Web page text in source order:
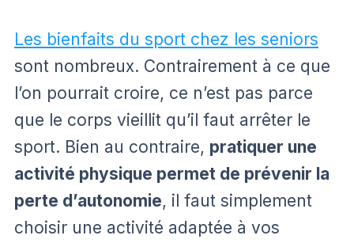
Les bienfaits du sport chez les seniors
sont nombreux. Contrairement à ce que
l’on pourrait croire, ce n’est pas parce
que le corps vieillit qu’il faut arrêter le
sport. Bien au contraire, pratiquer une
activité physique permet de prévenir la
perte d’autonomie, il faut simplement
choisir une activité adaptée à vos